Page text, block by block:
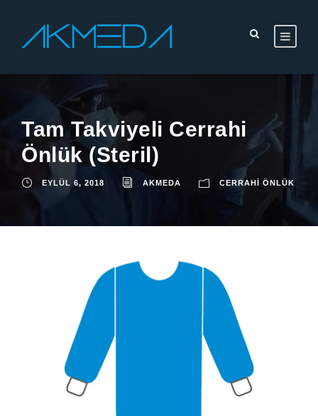
Tam Takviyeli Cerrahi
Önlük (Steril)
EYLÜL 6, 2018 AKMEDA CERRAHI ÖNLÜK